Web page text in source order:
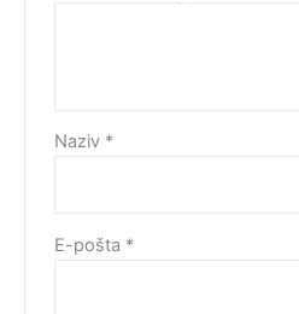
Naziv *
E-pošta *